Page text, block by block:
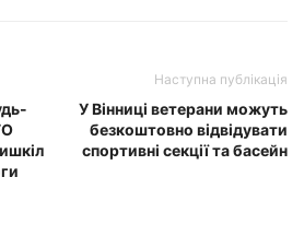
Наступна публікація
У Вінниці ветерани можуть
безкоштовно відвідувати
спортивні секції та басейн